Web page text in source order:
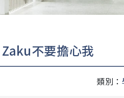
不要擔心我
類別：